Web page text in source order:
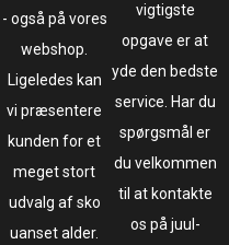
- også på vores
webshop.
Ligeledes kan
vi præsentere
kunden for et
meget stort
udvalg af sko
uanset alder.
vigtigste
opgave er at
yde den bedste
service. Har du
spørgsmål er
du velkommen
til at kontakte
os på juul-